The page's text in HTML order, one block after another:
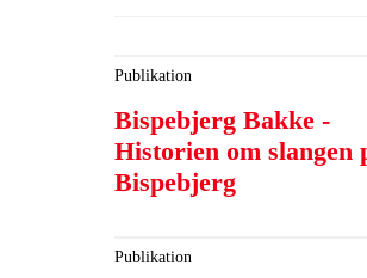
Publikation
Bispebjerg Bakke -
Historien om slangen
Bispebjerg
Publikation